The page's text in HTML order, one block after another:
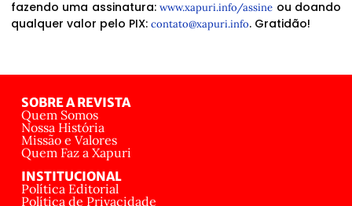
fazendo uma assinatura:www.xapuri.info/assine ou doando
qualquer valor pelo PIX: contato@xapuri.info. Gratidão!
SOBRE A REVISTA
Quem Somos
Nossa História
Missão e Valores
Quem Faz a Xapuri
INSTITUCIONAL
Política Editorial
Política de Privacidade